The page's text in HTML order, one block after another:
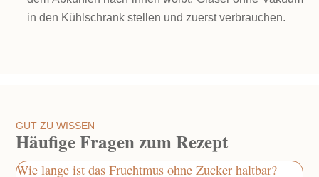
in den Kühlschrank stellen und zuerst verbrauchen.
GUT ZU WISSEN
Häufige Fragen zum Rezept
Wie lange ist das Fruchtmus ohne Zucker haltbar?